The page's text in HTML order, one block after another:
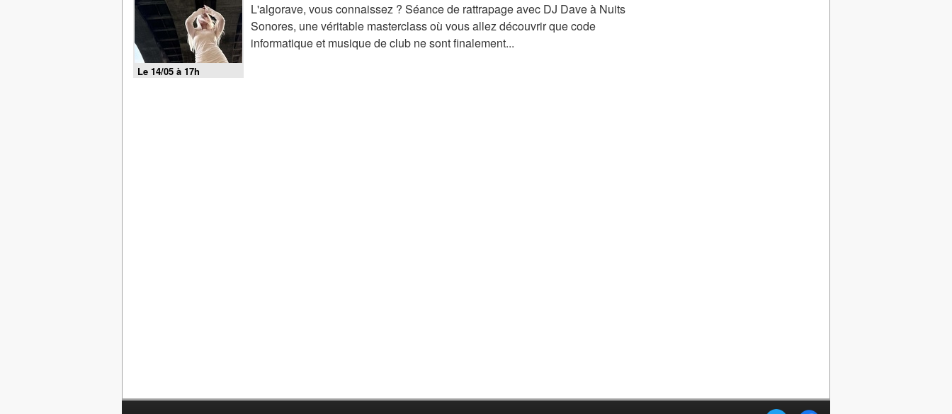
Le 14/05 à 17h
L'algorave, vous connaissez ? Séance de rattrapage avec DJ Dave à Nuits
Sonores, une véritable masterclass où vous allez découvrir que code
informatique et musique de club ne sont finalement...